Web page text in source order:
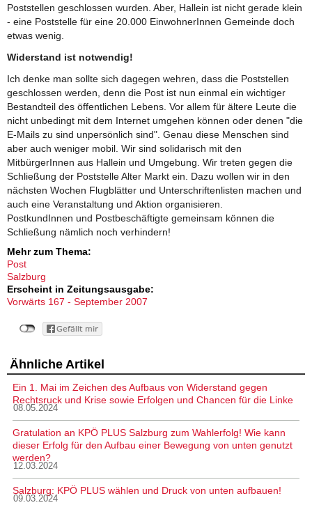
Poststellen geschlossen wurden. Aber, Hallein ist nicht gerade klein
- eine Poststelle für eine 20.000 EinwohnerInnen Gemeinde doch
etwas wenig.
Widerstand ist notwendig!
Ich denke man sollte sich dagegen wehren, dass die Poststellen
geschlossen werden, denn die Post ist nun einmal ein wichtiger
Bestandteil des öffentlichen Lebens. Vor allem für ältere Leute die
nicht unbedingt mit dem Internet umgehen können oder denen "die
E-Mails zu sind unpersönlich sind". Genau diese Menschen sind
aber auch weniger mobil. Wir sind solidarisch mit den
MitbürgerInnen aus Hallein und Umgebung. Wir treten gegen die
Schließung der Poststelle Alter Markt ein. Dazu wollen wir in den
nächsten Wochen Flugblätter und Unterschriftenlisten machen und
auch eine Veranstaltung und Aktion organisieren.
PostkundInnen und Postbeschäftigte gemeinsam können die
Schließung nämlich noch verhindern!
Mehr zum Thema:
Post
Salzburg
Erscheint in Zeitungsausgabe:
Vorwärts 167 - September 2007
Ähnliche Artikel
Ein 1. Mai im Zeichen des Aufbaus von Widerstand gegen
Rechtsruck und Krise sowie Erfolgen und Chancen für die Linke
08.05.2024
Gratulation an KPÖ PLUS Salzburg zum Wahlerfolg! Wie kann
dieser Erfolg für den Aufbau einer Bewegung von unten genutzt
werden?
12.03.2024
Salzburg: KPÖ PLUS wählen und Druck von unten aufbauen!
09.03.2024